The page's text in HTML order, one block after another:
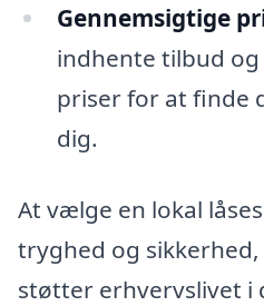
Gennemsigtige
indhente tilbud
priser for at finde
dig.
At vælge en lokal
tryghed og
støtter erhvervslivet